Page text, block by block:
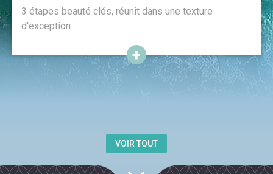
3 étapes beauté clés, réunit dans une texture
d'exception
VOIR TOUT